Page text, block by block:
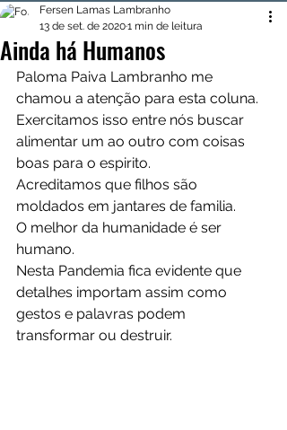
Ainda há Humanos
Fersen Lamas Lambranho
13 de set. de 20201 min de leitura
Paloma Paiva Lambranho me
chamou a atenção para esta coluna.
Exercitamos isso entre nós buscar
alimentar um ao outro com coisas
boas para o espirito.
Acreditamos que filhos são
moldados em jantares de familia.
O melhor da humanidade é ser
humano.
Nesta Pandemia fica evidente que
detalhes importam assim como
gestos e palavras podem
transformar ou destruir.